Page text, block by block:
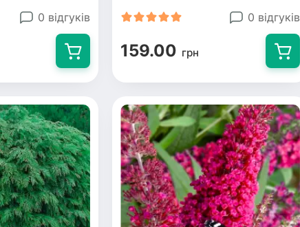
0 відгуків 0 відгуків
159.00 грн